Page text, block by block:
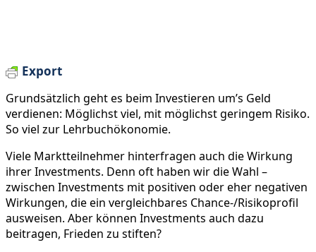
Export
Grundsätzlich geht es beim Investieren um’s Geld
verdienen: Möglichst viel, mit möglichst geringem Risiko.
So viel zur Lehrbuchökonomie.
Viele Marktteilnehmer hinterfragen auch die Wirkung
ihrer Investments. Denn oft haben wir die Wahl –
zwischen Investments mit positiven oder eher negativen
Wirkungen, die ein vergleichbares Chance-/Risikoprofil
ausweisen. Aber können Investments auch dazu
beitragen, Frieden zu stiften?